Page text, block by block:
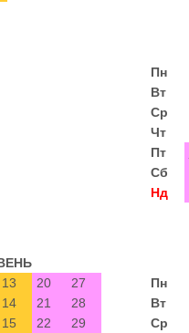
Пн
Вт
Ср
Чт
Пт
Сб
Нд
13 20
27
14 21
28
15 22
29
Пн
Вт
Ср